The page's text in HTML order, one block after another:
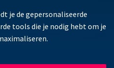
je de gepersonaliseerde
tools die je nodig hebt om je